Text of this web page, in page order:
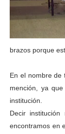
brazos porque
En el nombre de
mención, ya
institución.
Decir
encontramos en